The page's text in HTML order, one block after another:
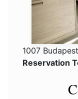
1007
Reservation